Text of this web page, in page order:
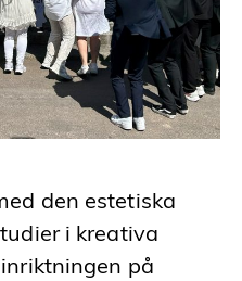
den estetiska
i kreativa
på